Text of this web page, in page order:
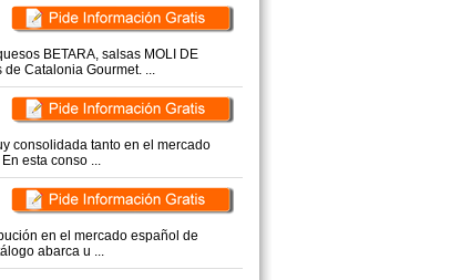
BETARA, salsas MOLI DE
de Catalonia Gourmet. ...
consolidada tanto en el mercado
esta conso ...
en el mercado español de
abarca u ...